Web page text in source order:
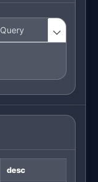
Query Body

desc